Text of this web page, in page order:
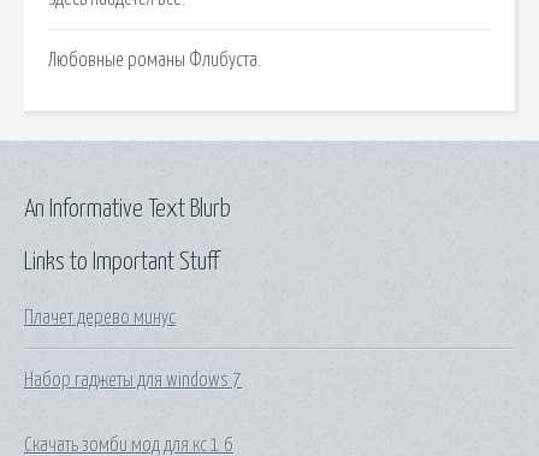
Любовные романы Флибуста.
Links to Important Stuff
Плачет дерево минус
Набор гаджеты для windows 7
Скачать зомби мод для кс 1 6
An Informative Text Blurb